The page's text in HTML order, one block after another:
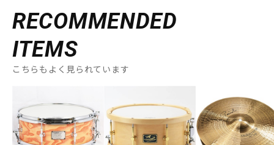
RECOMMENDED
ITEMS
こちらもよく見られています